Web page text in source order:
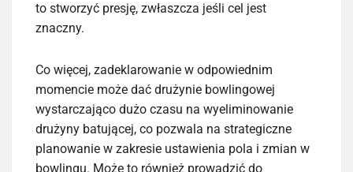
to stworzyć presję, zwłaszcza jeśli cel jest
znaczny.
Co więcej, zadeklarowanie w odpowiednim
momencie może dać drużynie bowlingowej
wystarczająco dużo czasu na wyeliminowanie
drużyny batującej, co pozwala na strategiczne
planowanie w zakresie ustawienia pola i zmian w
bowlingu. Może to również prowadzić do